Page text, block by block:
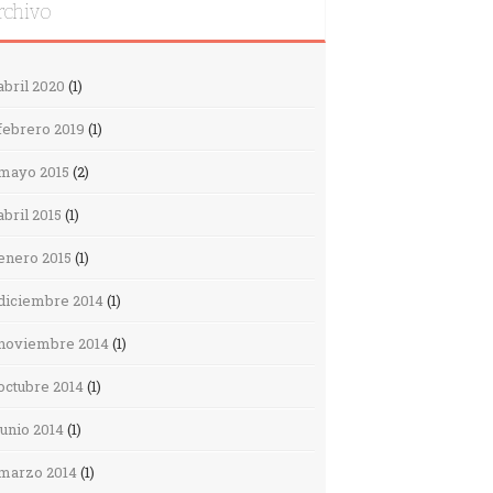
2020 (1)
2019 (1)
2015 (2)
2015 (1)
2015 (1)
2014(1)
2014(1)
2014(1)
2014(1)
2014(1)